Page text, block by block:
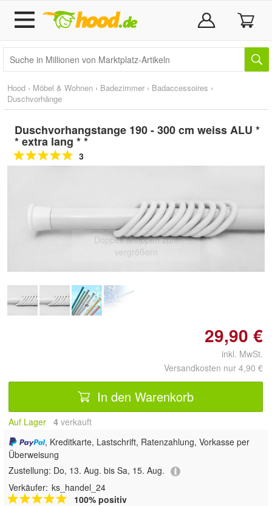
Hood › Möbel & Wohnen › Badezimmer › Badaccessoires ›
Duschvorhänge
Duschvorhangstange 190 - 300 cm weiss ALU *
* extra lang * *
3
Doppelt antippen zum
vergrößern
29,90 €
inkl. MwSt.
Versandkosten nur 4,90 €
In den Warenkorb
Auf Lager 4 verkauft
, Kreditkarte, Lastschrift, Ratenzahlung, Vorkasse per
Überweisung
Zustellung: Do, 13. Aug. bis Sa, 15. Aug.
Verkäufer: ks_handel_24
100% positiv